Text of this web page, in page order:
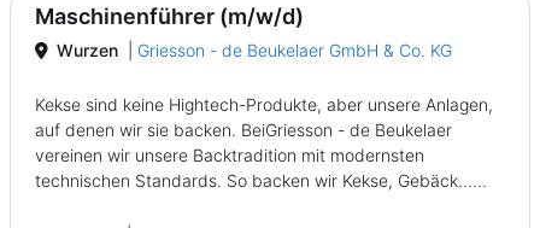
Maschinenführer (m/w/d)
Wurzen Griesson - de Beukelaer GmbH & Co. KG
Kekse sind keine Hightech-Produkte, aber unsere Anlagen,
auf denen wir sie backen. BeiGriesson - de Beukelaer
vereinen wir unsere Backtradition mit modernsten
technischen Standards. So backen wir Kekse, Gebäck......